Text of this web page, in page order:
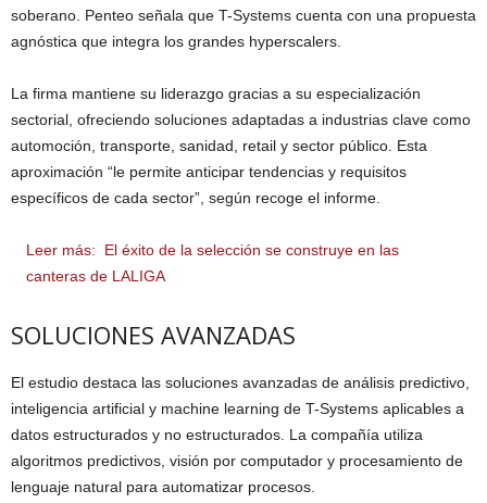
soberano. Penteo señala que T-Systems cuenta con una propuesta
agnóstica que integra los grandes hyperscalers.
La firma mantiene su liderazgo gracias a su especialización
sectorial, ofreciendo soluciones adaptadas a industrias clave como
automoción, transporte, sanidad, retail y sector público. Esta
aproximación “le permite anticipar tendencias y requisitos
específicos de cada sector”, según recoge el informe.
Leer más:
El éxito de la selección se construye en las
canteras de LALIGA
SOLUCIONES AVANZADAS
El estudio destaca las soluciones avanzadas de análisis predictivo,
inteligencia artificial y machine learning de T-Systems aplicables a
datos estructurados y no estructurados. La compañía utiliza
algoritmos predictivos, visión por computador y procesamiento de
lenguaje natural para automatizar procesos.